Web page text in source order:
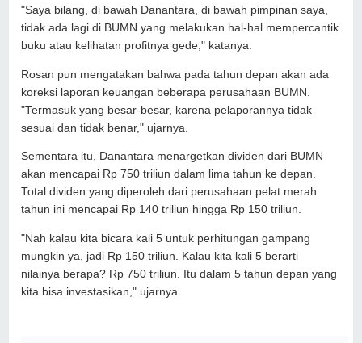
"Saya bilang, di bawah Danantara, di bawah pimpinan saya,
tidak ada lagi di BUMN yang melakukan hal-hal mempercantik
buku atau kelihatan profitnya gede," katanya.
Rosan pun mengatakan bahwa pada tahun depan akan ada
koreksi laporan keuangan beberapa perusahaan BUMN.
"Termasuk yang besar-besar, karena pelaporannya tidak
sesuai dan tidak benar," ujarnya.
Sementara itu, Danantara menargetkan dividen dari BUMN
akan mencapai Rp 750 triliun dalam lima tahun ke depan.
Total dividen yang diperoleh dari perusahaan pelat merah
tahun ini mencapai Rp 140 triliun hingga Rp 150 triliun.
"Nah kalau kita bicara kali 5 untuk perhitungan gampang
mungkin ya, jadi Rp 150 triliun. Kalau kita kali 5 berarti
nilainya berapa? Rp 750 triliun. Itu dalam 5 tahun depan yang
kita bisa investasikan," ujarnya.